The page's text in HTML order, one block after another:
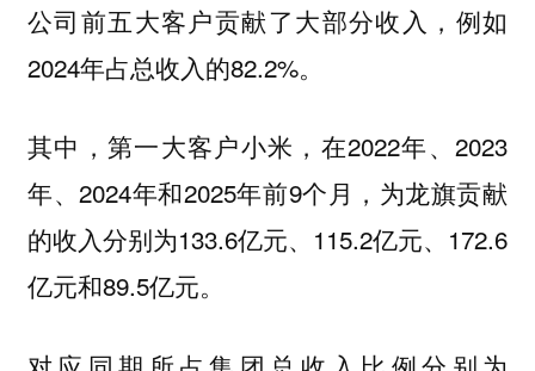
公司前五大客户贡献了大部分收入，例如
2024年占总收入的82.2%。
其中，第一大客户小米 ，在2022年、2023
年、2024年和2025年前9个月，为龙旗贡献
的收入分别为133.6亿元、115.2亿元、172.6
亿元和89.5亿元。